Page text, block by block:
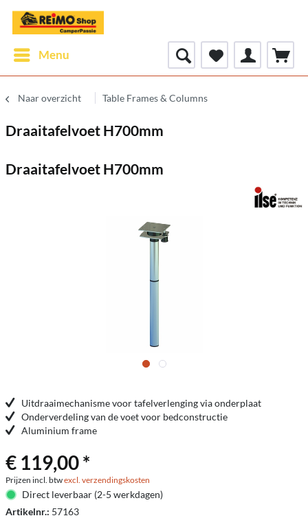
Menu
Naar overzicht Table Frames & Columns
Draaitafelvoet H700mm
Draaitafelvoet H700mm
Uitdraaimechanisme voor tafelverlenging via onderplaat
Onderverdeling van de voet voor bedconstructie
Aluminium frame
€ 119,00 *
Prijzen incl. btwexcl. verzendingskosten
Direct leverbaar (2-5 werkdagen)
Artikelnr.: 57163